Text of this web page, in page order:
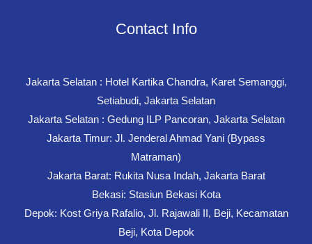
Contact Info
Jakarta Selatan : Hotel Kartika Chandra, Karet Semanggi,
Setiabudi, Jakarta Selatan
Jakarta Selatan : Gedung ILP Pancoran, Jakarta Selatan
Jakarta Timur: Jl. Jenderal Ahmad Yani (Bypass
Matraman)
Jakarta Barat: Rukita Nusa Indah, Jakarta Barat
Bekasi: Stasiun Bekasi Kota
Depok: Kost Griya Rafalio, Jl. Rajawali II, Beji, Kecamatan
Beji, Kota Depok